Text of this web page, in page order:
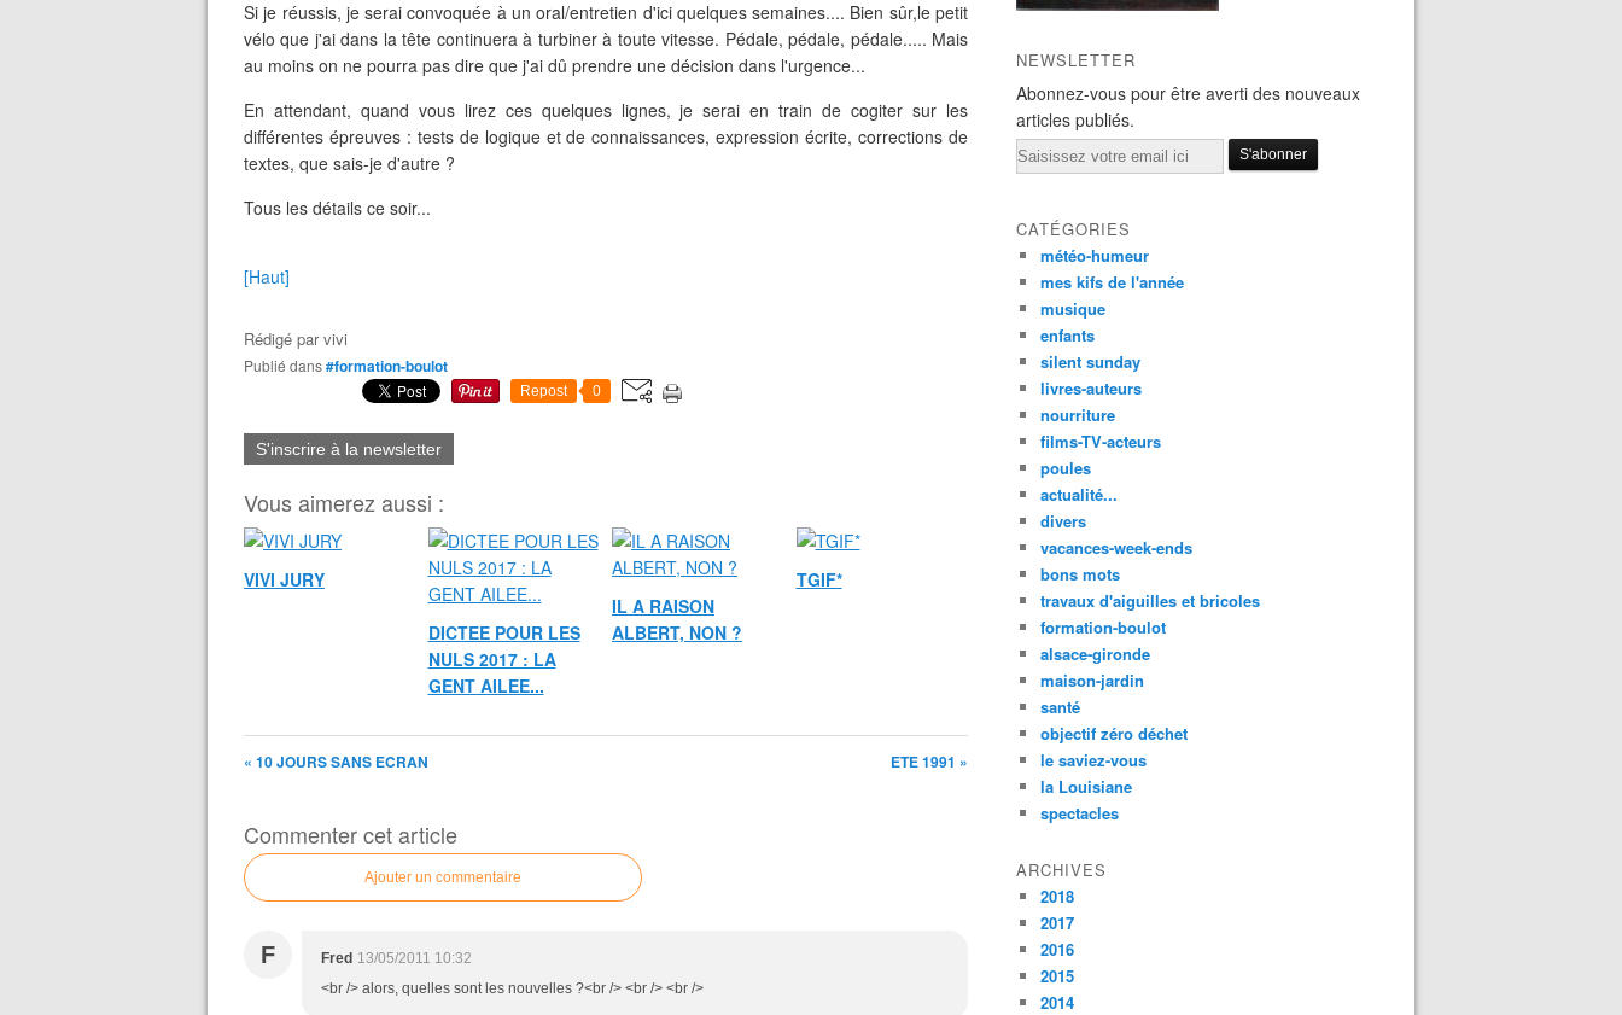
Si je réussis, je serai convoquée à un oral/entretien d'ici quelques semaines.... Bien sûr,le petit
vélo que j'ai dans la tête continuera à turbiner à toute vitesse. Pédale, pédale, pédale..... Mais
au moins on ne pourra pas dire que j'ai dû prendre une décision dans l'urgence...
En attendant, quand vous lirez ces quelques lignes, je serai en train de cogiter sur les
différentes épreuves : tests de logique et de connaissances, expression écrite, corrections de
textes, que sais-je d'autre ?
Tous les détails ce soir...
[Haut]
Rédigé parvivi
Publié dans#formation-boulot
Repost 0
S'inscrire à la newsletter
Vous aimerez aussi :
VIVI JURY
DICTEE POUR LES
NULS 2017 : LA
GENT AILEE...
IL A RAISON
ALBERT, NON ?
TGIF*
« 10 JOURS SANS ECRAN ETE 1991 »
Commenter cet article
Ajouter un commentaire
F Fred 13/05/2011 10:32
<br /> alors, quelles sont les nouvelles ?<br /> <br /> <br />
NEWSLETTER
Abonnez-vous pour être averti des nouveaux
articles publiés.
Email
CATÉGORIES
météo-humeur
mes kifs de l'année
musique
enfants
silent sunday
livres-auteurs
nourriture
films-TV-acteurs
poules
actualité...
divers
vacances-week-ends
bons mots
travaux d'aiguilles et bricoles
formation-boulot
alsace-gironde
maison-jardin
santé
objectif zéro déchet
le saviez-vous
la Louisiane
spectacles
ARCHIVES
2018
2017
2016
2015
2014